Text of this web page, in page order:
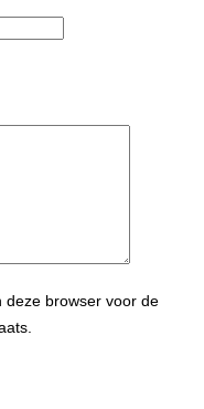
deze browser voor de